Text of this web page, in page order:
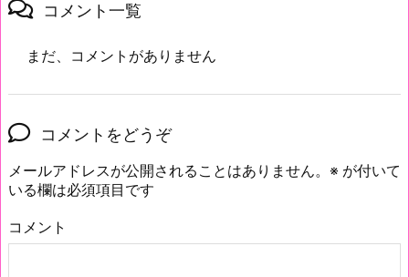
コメント一覧
まだ、コメントがありません
コメントをどうぞ
メールアドレスが公開されることはありません。 ※ が付いて
いる欄は必須項目です
コメント